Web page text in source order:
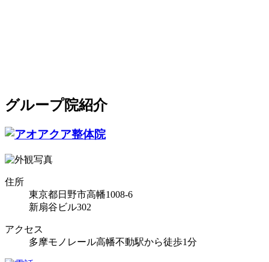
グループ院紹介
住所
東京都日野市高幡1008-6
新扇谷ビル302
アクセス
多摩モノレール高幡不動駅から徒歩1分